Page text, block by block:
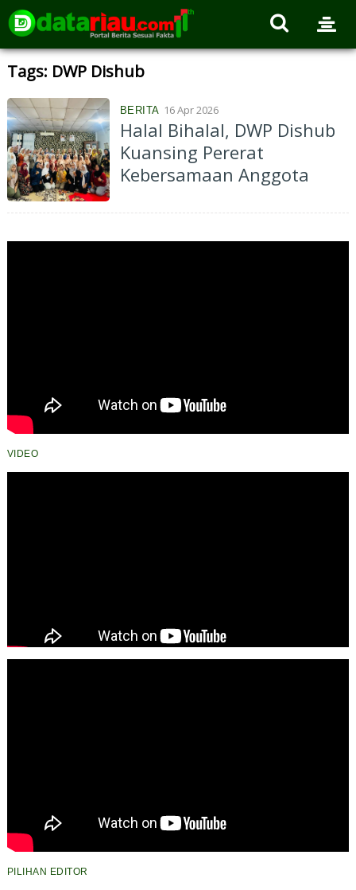
Tags: DWP Dishub
BERITA 16 Apr 2026
Halal Bihalal, DWP Dishub
Kuansing Pererat
Kebersamaan Anggota
VIDEO
PILIHAN EDITOR